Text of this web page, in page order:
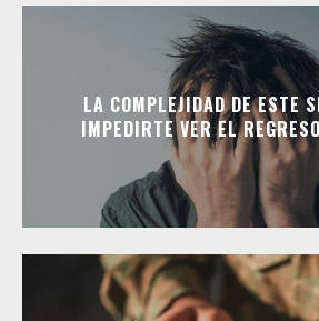
LA COMPLEJIDAD DE ESTE
IMPEDIRTE VER EL